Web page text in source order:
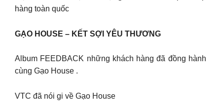
hàng toàn quốc
GẠO HOUSE – KẾT SỢI YÊU THƯƠNG
Album FEEDBACK những khách hàng đã đồng hành
cùng Gạo House .
VTC đã nói gi về Gạo House